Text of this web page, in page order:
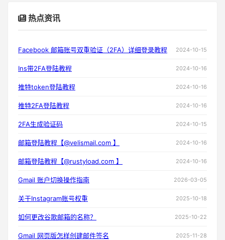
热点资讯
Facebook 邮箱账号双重验证（2FA）详细登录教程 2024-10-15
Ins带2FA登陆教程 2024-10-16
推特token登陆教程 2024-10-16
推特2FA登陆教程 2024-10-16
2FA生成验证码 2024-10-15
邮箱登陆教程【@velismail.com 】 2024-10-16
邮箱登陆教程【@rustyload.com 】 2024-10-16
Gmail 账户切换操作指南 2026-03-05
关于Instagram账号权重 2025-10-18
如何更改谷歌邮箱的名称？ 2025-10-22
Gmail 网页版怎样创建邮件签名 2025-11-28